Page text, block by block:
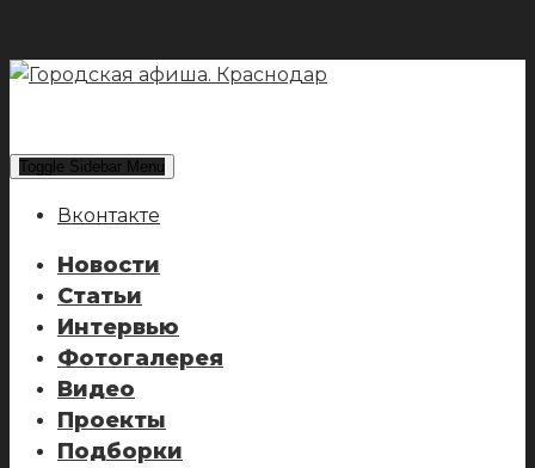
Toggle Sidebar Menu
Вконтакте
Новости
Статьи
Интервью
Фотогалерея
Видео
Проекты
Подборки